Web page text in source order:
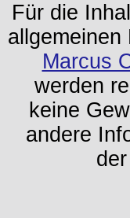
Für die
Marcus
werden
keine
andere